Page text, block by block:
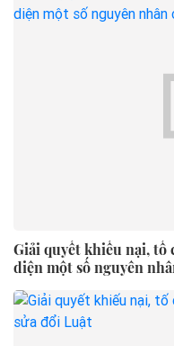
Giải quyết khiếu nại, tố
diện một số nguyên